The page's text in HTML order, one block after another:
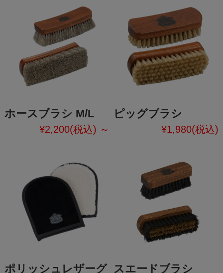
ホースブラシ M/L
¥2,200(税込) ～
ピッグブラシ
¥1,980(税込)
ポリッシュレザーグ スエードブラシ